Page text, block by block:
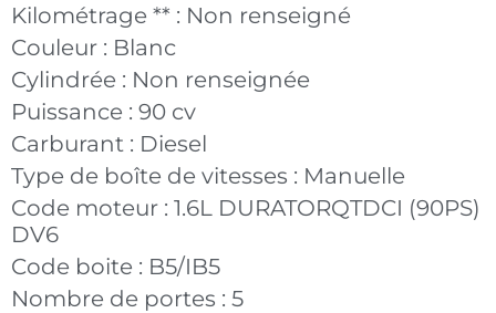
Kilométrage ** : Non renseigné
Couleur : Blanc
Cylindrée : Non renseignée
Puissance : 90 cv
Carburant : Diesel
Type de boîte de vitesses : Manuelle
Code moteur : 1.6L DURATORQTDCI (90PS)
DV6
Code boite : B5/IB5
Nombre de portes : 5